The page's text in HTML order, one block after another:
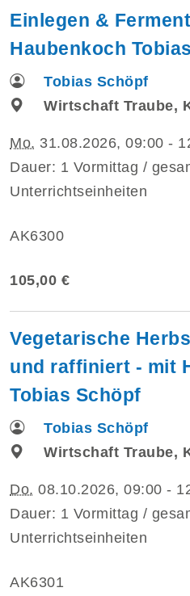
Einlegen &
Haubenkoch
Tobias Schöpf
Wirtschaft Traube,
Mo. 31.08.2026, 09:00 -
Dauer: 1 Vormittag /
Unterrichtseinheiten
AK6300
105,00 €
Vegetarische
und raffiniert - mit
Tobias Schöpf
Tobias Schöpf
Wirtschaft Traube,
Do. 08.10.2026, 09:00 -
Dauer: 1 Vormittag /
Unterrichtseinheiten
AK6301